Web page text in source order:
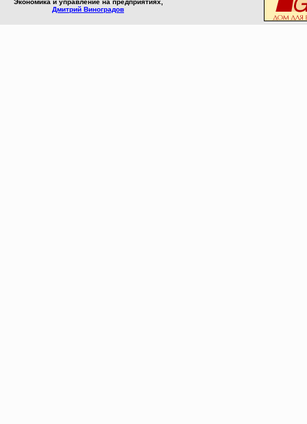
Экономика и управление на предприятиях,
Дмитрий Виноградов